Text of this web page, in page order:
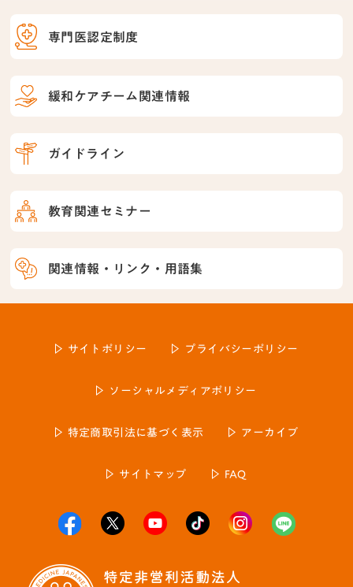
専門医認定制度
緩和ケアチーム関連情報
ガイドライン
教育関連セミナー
関連情報・リンク・用語集
サイトポリシー プライバシーポリシー
ソーシャルメディアポリシー
特定商取引法に基づく表示 アーカイブ
サイトマップ FAQ